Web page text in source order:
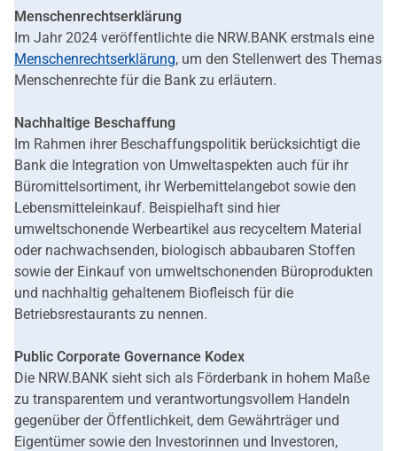
Menschenrechtserklärung
Im Jahr 2024 veröffentlichte die NRW.BANK erstmals eine
Menschenrechtserklärung, um den Stellenwert des Themas
Menschenrechte für die Bank zu erläutern.
Nachhaltige Beschaffung
Im Rahmen ihrer Beschaffungspolitik berücksichtigt die
Bank die Integration von Umweltaspekten auch für ihr
Büromittelsortiment, ihr Werbemittelangebot sowie den
Lebensmitteleinkauf. Beispielhaft sind hier
umweltschonende Werbeartikel aus recyceltem Material
oder nachwachsenden, biologisch abbaubaren Stoffen
sowie der Einkauf von umweltschonenden Büroprodukten
und nachhaltig gehaltenem Biofleisch für die
Betriebsrestaurants zu nennen.
Public Corporate Governance Kodex
Die NRW.BANK sieht sich als Förderbank in hohem Maße
zu transparentem und verantwortungsvollem Handeln
gegenüber der Öffentlichkeit, dem Gewährträger und
Eigentümer sowie den Investorinnen und Investoren,